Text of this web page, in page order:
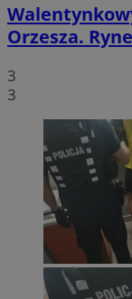
Orzesza.
3
3